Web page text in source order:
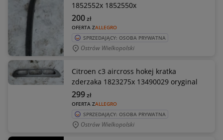
1852552x 1852550x
OFERTA ZALLEGRO
200zł
SPRZEDAJĄCY: OSOBA PRYWATNA
Ostrów Wielkopolski
Citroen c3 aircross hokej kratka
zderzaka 1823275x 13490029 oryginal
OFERTA ZALLEGRO
299zł
SPRZEDAJĄCY: OSOBA PRYWATNA
Ostrów Wielkopolski